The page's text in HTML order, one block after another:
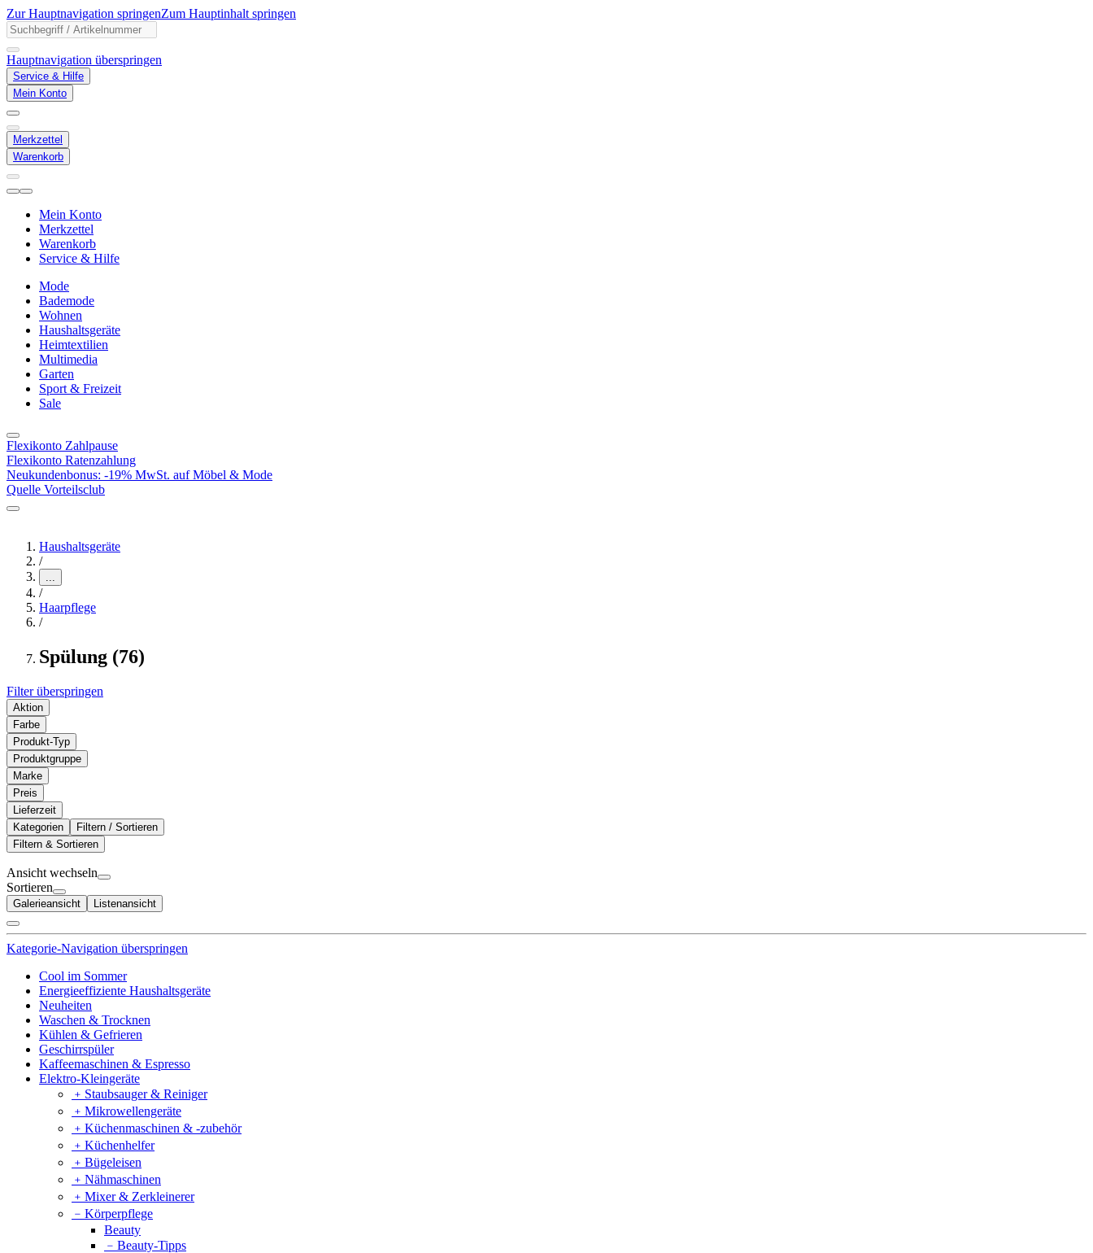
Zur Hauptnavigation springenZum Hauptinhalt springen
Hauptnavigation überspringen
Service & Hilfe
Mein Konto
Merkzettel
Warenkorb
Mein Konto
Merkzettel
Warenkorb
Service & Hilfe
Mode
Bademode
Wohnen
Haushaltsgeräte
Heimtextilien
Multimedia
Garten
Sport & Freizeit
Sale
Flexikonto Zahlpause
Flexikonto Ratenzahlung
Neukundenbonus: -19% MwSt. auf Möbel & Mode
Quelle Vorteilsclub
Haushaltsgeräte
/
...
/
Haarpflege
/
Spülung (76)
Filter überspringen
Aktion
Farbe
Produkt-Typ
Produktgruppe
Marke
Preis
Lieferzeit
Kategorien
Filtern / Sortieren
Filtern & Sortieren
Ansicht wechseln
Sortieren
Galerieansicht Listenansicht
Kategorie-Navigation überspringen
Cool im Sommer
Energieeffiziente Haushaltsgeräte
Neuheiten
Waschen & Trocknen
Kühlen & Gefrieren
Geschirrspüler
Kaffeemaschinen & Espresso
Elektro-Kleingeräte
﹢ Staubsauger & Reiniger
﹢ Mikrowellengeräte
﹢ Küchenmaschinen & -zubehör
﹢ Küchenhelfer
﹢ Bügeleisen
﹢ Nähmaschinen
﹢ Mixer & Zerkleinerer
﹣ Körperpflege
Beauty
﹣ Beauty-Tipps